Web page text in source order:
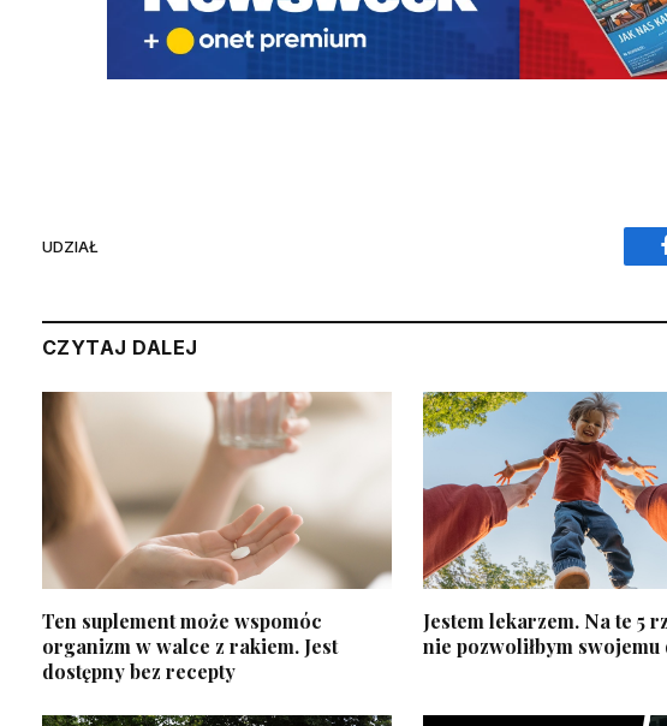
UDZIAŁ
CZYTAJ DALEJ
Ten suplement może wspomóc
organizm w walce z rakiem. Jest
dostępny bez recepty
Jestem lekarzem. Na te 5
nie pozwoliłbym swojemu